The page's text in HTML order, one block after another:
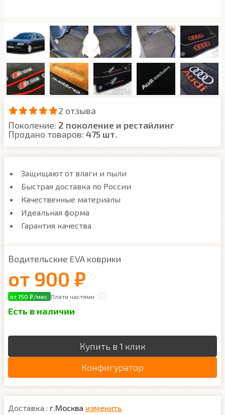
2 отзыва
Поколение: 2 поколение и рестайлинг
Продано товаров: 475 шт.
Защищают от влаги и пыли
Быстрая доставка по России
Качественные материалы
Идеальная форма
Гарантия качества
Водительские EVA коврики
от 900 ₽
от 150 ₽/мес. Плати частями
Есть в наличии
Купить в 1 клик
Конфигуратор
Доставка : г.Москва изменить